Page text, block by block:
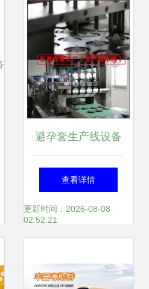
避孕套生产线设备
曝光与摄影扩印服
务的关系解析
查看详情
更新时间：2026-08-08
02:52:21